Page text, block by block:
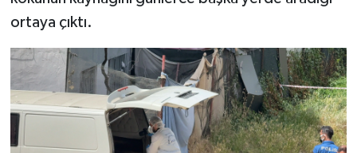
ortaya çıktı.